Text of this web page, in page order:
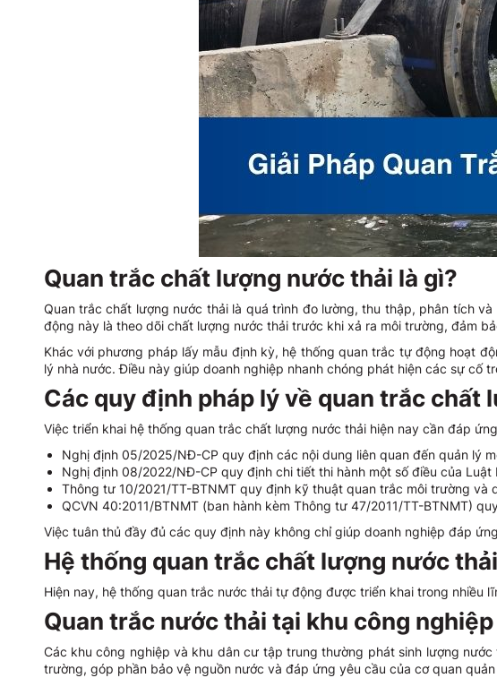
Quan trắc chất lượng nước thải là gì?
Quan trắc chất lượng nước thải là quá trình đo lường, thu thập, phân tích
động này là theo dõi chất lượng nước thải trước khi xả ra môi trường, đảm
Khác với phương pháp lấy mẫu định kỳ, hệ thống quan trắc tự động hoạt
lý nhà nước. Điều này giúp doanh nghiệp nhanh chóng phát hiện các sự
Các quy định pháp lý về quan trắc chất
Việc triển khai hệ thống quan trắc chất lượng nước thải hiện nay cần đáp
Nghị định 05/2025/NĐ-CP quy định các nội dung liên quan đến quản lý
Nghị định 08/2022/NĐ-CP quy định chi tiết thi hành một số điều của Luật
Thông tư 10/2021/TT-BTNMT quy định kỹ thuật quan trắc môi trường và
QCVN 40:2011/BTNMT (ban hành kèm Thông tư 47/2011/TT-BTNMT)
Việc tuân thủ đầy đủ các quy định này không chỉ giúp doanh nghiệp đáp
Hệ thống quan trắc chất lượng nước
Hiện nay, hệ thống quan trắc nước thải tự động được triển khai trong nhiều
Quan trắc nước thải tại khu công
Các khu công nghiệp và khu dân cư tập trung thường phát sinh lượng
trường, góp phần bảo vệ nguồn nước và đáp ứng yêu cầu của cơ quan quản